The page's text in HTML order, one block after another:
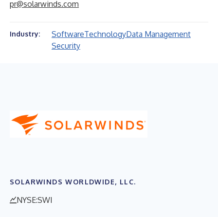
pr@solarwinds.com
Industry: SoftwareTechnologyData Management
Security
SOLARWINDS WORLDWIDE, LLC.
NYSE:SWI